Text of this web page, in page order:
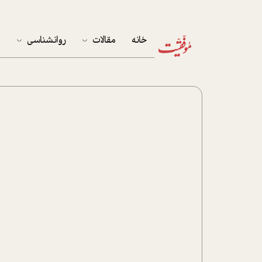
خانه مقالات روانشناسی